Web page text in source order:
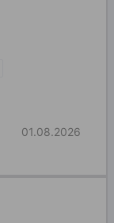
01.08.2026